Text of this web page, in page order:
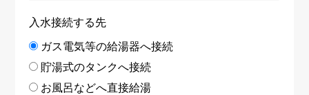
入水接続する先
ガス電気等の給湯器へ接続
貯湯式のタンクへ接続
お風呂などへ直接給湯